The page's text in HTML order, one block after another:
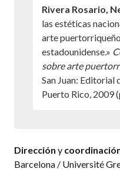
Rivera Rosario,
las estéticas
arte
estadounidense.»
sobre arte
San Juan: Editorial
Puerto Rico, 2009
(pp-12-27)
Dirección y
Barcelona / Université